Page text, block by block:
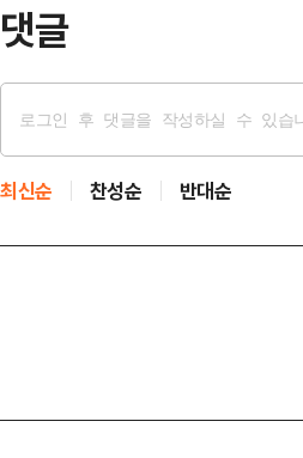
댓글
최신순 찬성순 반대순